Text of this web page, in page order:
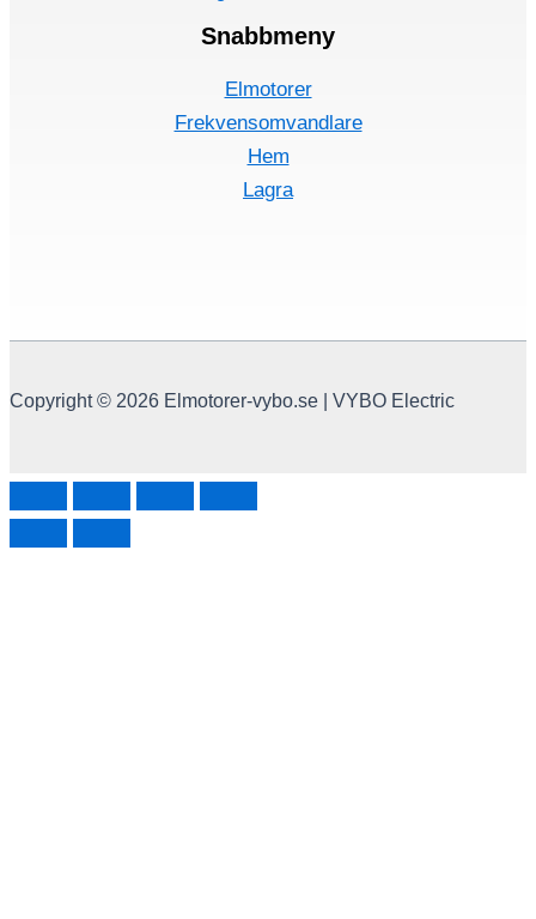
Snabbmeny
Elmotorer
Frekvensomvandlare
Hem
Lagra
Copyright © 2026 Elmotorer-vybo.se | VYBO Electric